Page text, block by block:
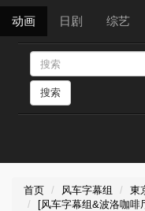
动画 日剧 综艺
搜索
首页 风车字幕组
東
[风车字幕组&波洛咖